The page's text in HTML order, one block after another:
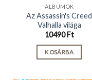
ALBUMOK
Az Assassin's Creed
Valhalla világa
10490Ft
KOSÁRBA